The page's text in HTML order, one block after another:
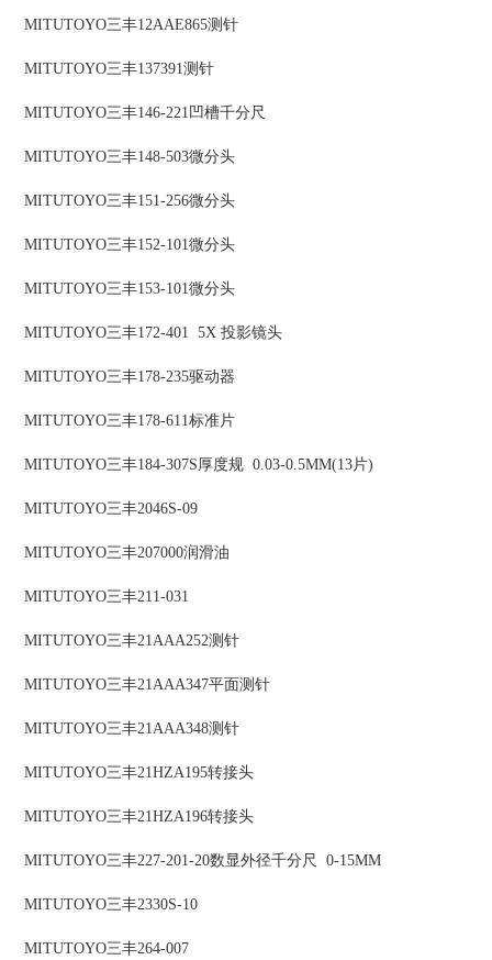
MITUTOYO三丰12AAE865测针
MITUTOYO三丰137391测针
MITUTOYO三丰146-221凹槽千分尺
MITUTOYO三丰148-503微分头
MITUTOYO三丰151-256微分头
MITUTOYO三丰152-101微分头
MITUTOYO三丰153-101微分头
MITUTOYO三丰172-401 5X 投影镜头
MITUTOYO三丰178-235驱动器
MITUTOYO三丰178-611标准片
MITUTOYO三丰184-307S厚度规 0.03-0.5MM(13片)
MITUTOYO三丰2046S-09
MITUTOYO三丰207000润滑油
MITUTOYO三丰211-031
MITUTOYO三丰21AAA252测针
MITUTOYO三丰21AAA347平面测针
MITUTOYO三丰21AAA348测针
MITUTOYO三丰21HZA195转接头
MITUTOYO三丰21HZA196转接头
MITUTOYO三丰227-201-20数显外径千分尺 0-15MM
MITUTOYO三丰2330S-10
MITUTOYO三丰264-007